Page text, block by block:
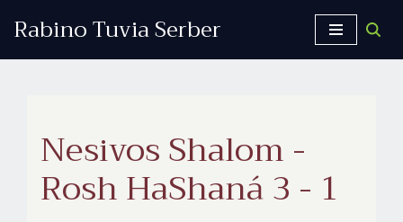
Rabino Tuvia Serber
Nesivos Shalom -
Rosh HaShaná 3 - 1